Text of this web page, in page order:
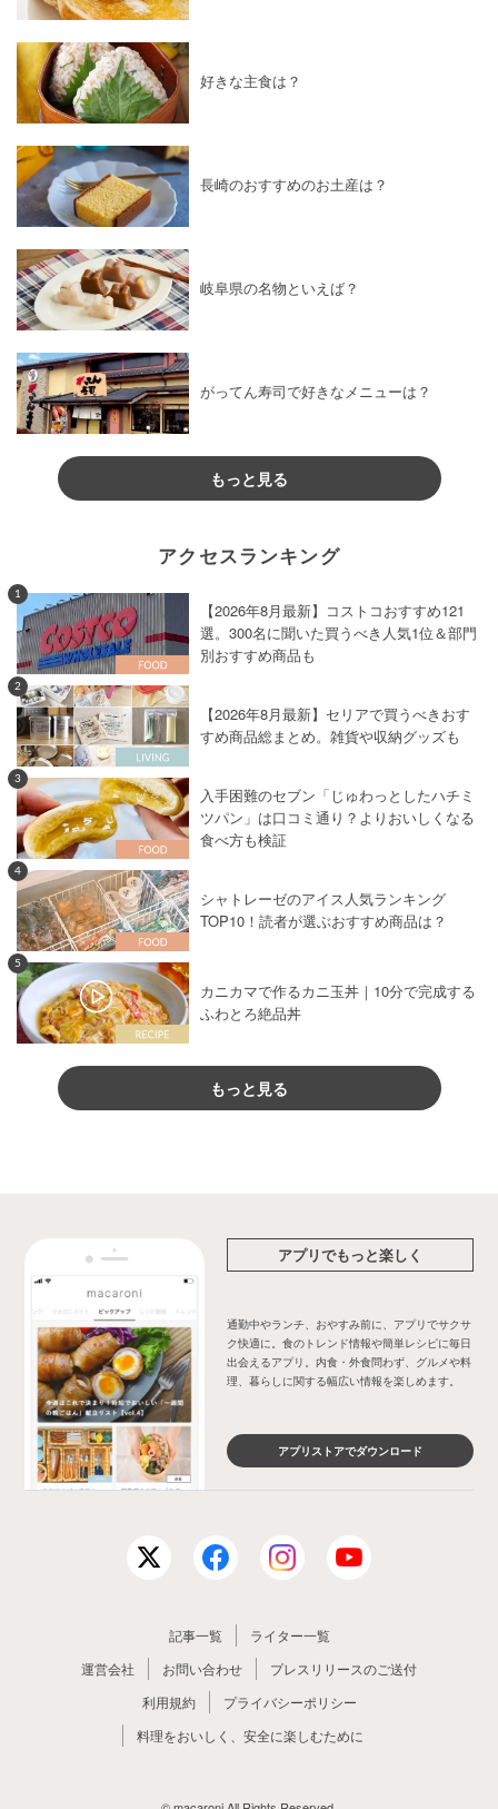
好きな主食は？
長崎のおすすめのお土産は？
岐阜県の名物といえば？
がってん寿司で好きなメニューは？
もっと見る
アクセスランキング
1
【2026年8月最新】コストコおすすめ121
選。300名に聞いた買うべき人気1位＆部門
別おすすめ商品も
2
【2026年8月最新】セリアで買うべきおす
すめ商品総まとめ。雑貨や収納グッズも
3
入手困難のセブン「じゅわっとしたハチミ
ツパン」は口コミ通り？よりおいしくなる
食べ方も検証
4
シャトレーゼのアイス人気ランキング
TOP10！読者が選ぶおすすめ商品は？
5
カニカマで作るカニ玉丼｜10分で完成する
ふわとろ絶品丼
もっと見る
アプリでもっと楽しく
通勤中やランチ、おやすみ前に、アプリでサクサ
ク快適に。食のトレンド情報や簡単レシピに毎日
出会えるアプリ。内食・外食問わず、グルメや料
理、暮らしに関する幅広い情報を楽しめます。
アプリストアでダウンロード
記事一覧
ライター一覧
運営会社
お問い合わせ
プレスリリースのご送付
利用規約
プライバシーポリシー
料理をおいしく、安全に楽しむために